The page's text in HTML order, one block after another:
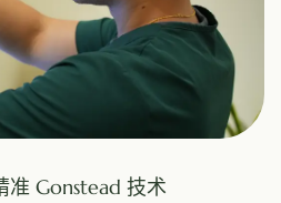
准 Gonstead 技术